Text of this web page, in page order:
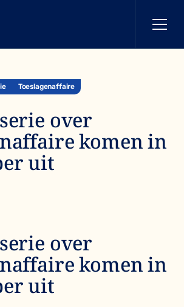
Toeslagenaffaire
over
komen in
uit
over
komen in
uit